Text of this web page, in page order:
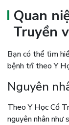
Quan
Truyền
Bạn có thể tìm
bệnh trĩ theo Y
Nguyên
Theo Y Học Cổ
nguyên nhân như